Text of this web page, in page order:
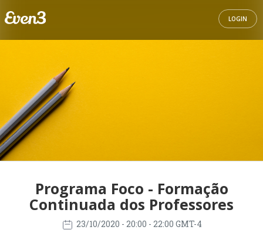
LOGIN
Programa Foco - Formação
Continuada dos Professores
23/10/2020 - 20:00 - 22:00 GMT-4